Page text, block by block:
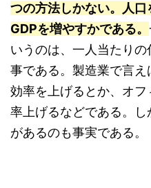
つの方法しかない。人
GDPを増やすかである。
いうのは、一人当たり
事である。製造業で言
効率を上げるとか、オ
率上げるなどである。
があるのも事実である。